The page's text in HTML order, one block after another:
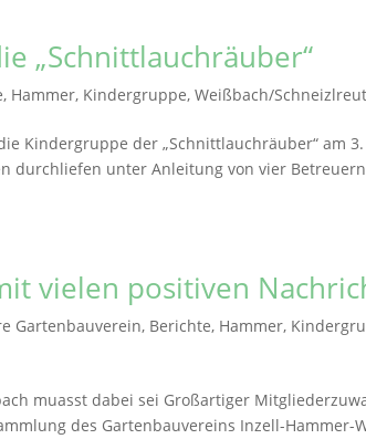
„Schnittlauchräuber“
, Hammer, Kindergruppe,Weißbach/
Kindergruppe der „Schnittlauchräuber“ am
durchliefen unter Anleitung von vier
vielen positiven
Gartenbauverein, Berichte, Hammer,
muasst dabei sei Großartiger
des Gartenbauvereins Inzell-Hammer-